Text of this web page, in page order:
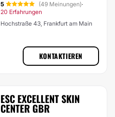
5 (49 Meinungen)·
20 Erfahrungen
Hochstraße 43, Frankfurt am Main
KONTAKTIEREN
ESC EXCELLENT SKIN
CENTER GBR